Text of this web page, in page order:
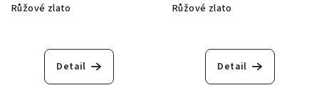
Růžové zlato
Detail
Růžové zlato
Detail